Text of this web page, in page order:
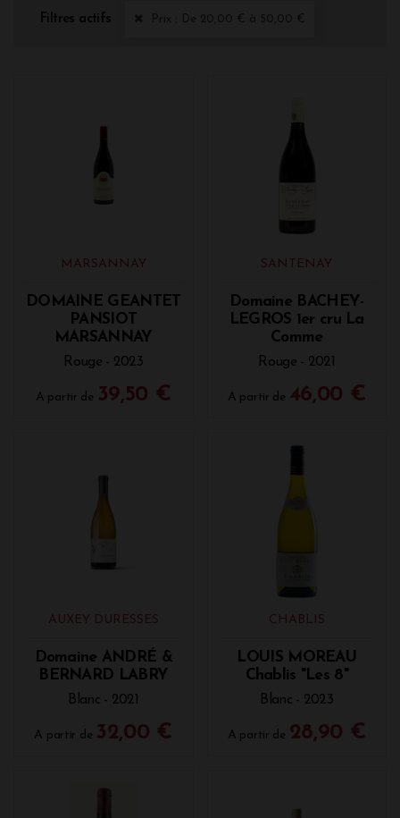
Filtres actifs Prix : De 20,00 € à 50,00 €
MARSANNAY
DOMAINE GEANTET
PANSIOT
MARSANNAY
Rouge - 2023
A partir de 39,50 €
SANTENAY
Domaine BACHEY-
LEGROS 1er cru La
Comme
Rouge - 2021
A partir de 46,00 €
AUXEY DURESSES
Domaine ANDRÉ &
BERNARD LABRY
Blanc - 2021
A partir de 32,00 €
CHABLIS
LOUIS MOREAU
Chablis "Les 8"
Blanc - 2023
A partir de 28,90 €